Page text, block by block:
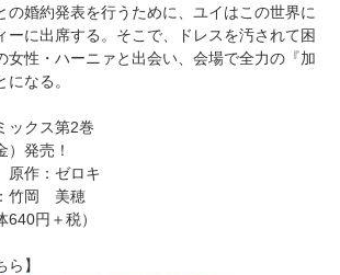
の婚約発表を行うために、ユイはこの世界に
ーに出席する。そこで、ドレスを汚されて困
女性・ハーニァと出会い、会場で全力の『加
なる。
ックス第2巻
）発売！
作：ゼロキ
竹岡 美穂
円＋税）
ら】